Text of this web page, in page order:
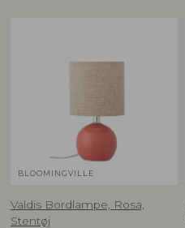
BLOOMINGVILLE
Valdis Bordlampe, Rosa,
Stentøj